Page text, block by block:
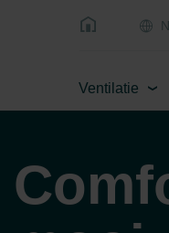
Ventilatie